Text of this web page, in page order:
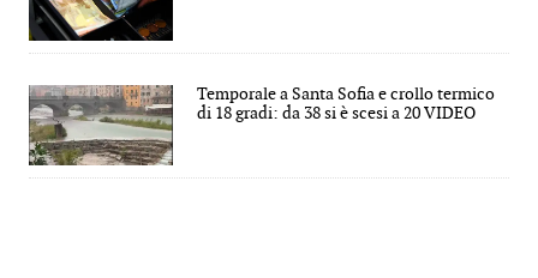
Temporale a Santa Sofia e crollo termico
di 18 gradi: da 38 si è scesi a 20 VIDEO